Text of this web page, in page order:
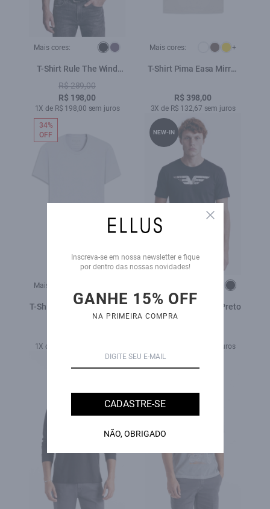
Mais cores:
T-Shirt Rule The Wind
Preto
R$ 289,00
R$ 198,00
1X de R$ 198,00 sem juros
Mais cores: +
T-Shirt Pima Easa Mirror
R$ 398,00
3X de R$ 132,67 sem juros
Mais cores:
T-Shirt Washed Ellus Azul
1X de R$ 198,00 sem juros
34%
OFF
T-Shirt Easa Classic Preto
2X de R$ 144,50 sem juros
NEW-IN
Close
Inscreva-se em nossa newsletter e fique
por dentro das nossas novidades!
GANHE 15% OFF
NA PRIMEIRA COMPRA
CADASTRE-SE
NÃO, OBRIGADO